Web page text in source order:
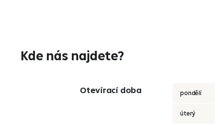
Kde nás najdete?
Otevírací doba pondělí
úterý